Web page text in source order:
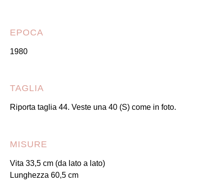
EPOCA
1980
TAGLIA
Riporta taglia 44. Veste una 40 (S) come in foto.
MISURE
Vita 33,5 cm (da lato a lato)
Lunghezza 60,5 cm